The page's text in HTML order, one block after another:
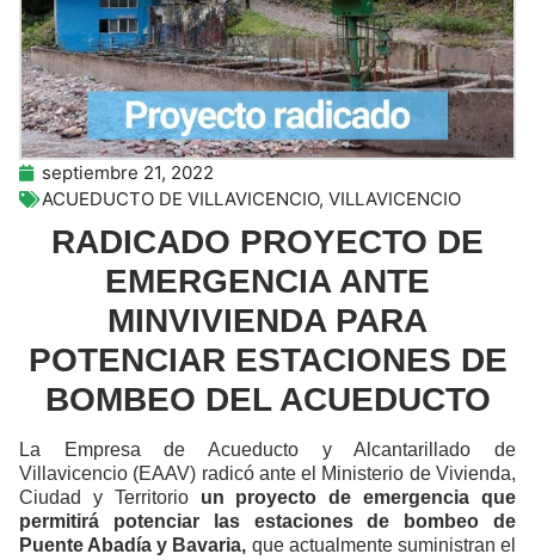
septiembre 21, 2022
ACUEDUCTO DE VILLAVICENCIO, VILLAVICENCIO
RADICADO PROYECTO DE
EMERGENCIA ANTE
MINVIVIENDA PARA
POTENCIAR ESTACIONES DE
BOMBEO DEL ACUEDUCTO
La Empresa de Acueducto y Alcantarillado de
Villavicencio (EAAV) radicó ante el Ministerio de Vivienda,
Ciudad y Territorio un proyecto de emergencia que
permitirá potenciar las estaciones de bombeo de
Puente Abadía y Bavaria, que actualmente suministran el